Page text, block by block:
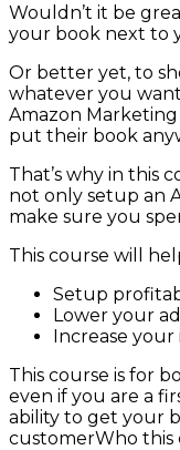
Wouldn’t it be
your book next to
Or better yet, to
whatever you
Amazon
put their book
That’s why in this
not only setup an
make sure you
This course will
Setup
Lower your
Increase your
This course is for
even if you are a
ability to get your
customerWho this